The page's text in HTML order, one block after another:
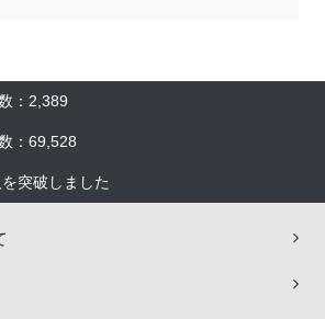
：2,389
：69,528
突破しました